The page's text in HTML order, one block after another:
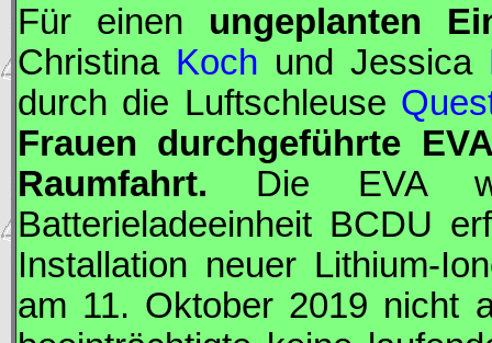
Für einen ungeplanten
Christina Koch und Jessica
durch die Luftschleuse
Frauen durchgeführte EVA
Raumfahrt. Die EVA
Batterieladeeinheit BCDU
Installation neuer Lithium-
am 11. Oktober 2019 nicht